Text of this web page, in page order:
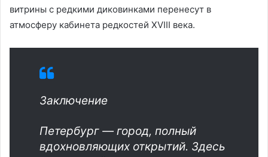
витрины с редкими диковинками перенесут в
атмосферу кабинета редкостей XVIII века.
Заключение
Петербург — город, полный
вдохновляющих открытий. Здесь